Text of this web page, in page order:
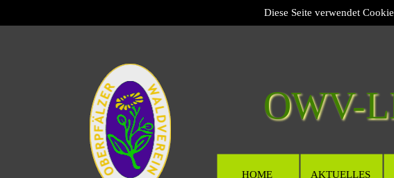
Diese Seite verwendet
OWV-
HOME AKTUELLES